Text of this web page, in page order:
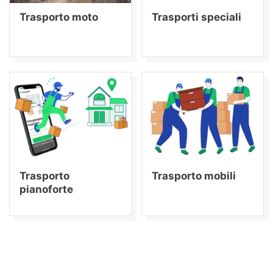
Trasporto moto Trasporti speciali
Trasporto
pianoforte
Trasporto mobili